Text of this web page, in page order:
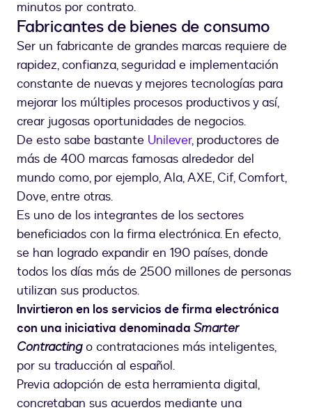
minutos por contrato.
Fabricantes de bienes de consumo
Ser un fabricante de grandes marcas requiere de
rapidez, confianza, seguridad e implementación
constante de nuevas y mejores tecnologías para
mejorar los múltiples procesos productivos y así,
crear jugosas oportunidades de negocios.
De esto sabe bastante Unilever, productores de
más de 400 marcas famosas alrededor del
mundo como, por ejemplo, Ala, AXE, Cif, Comfort,
Dove, entre otras.
Es uno de los integrantes de los sectores
beneficiados con la firma electrónica. En efecto,
se han logrado expandir en 190 países, donde
todos los días más de 2500 millones de personas
utilizan sus productos.
Invirtieron en los servicios de firma electrónica
con una iniciativa denominada Smarter
Contractingo contrataciones más inteligentes,
por su traducción al español.
Previa adopción de esta herramienta digital,
concretaban sus acuerdos mediante una